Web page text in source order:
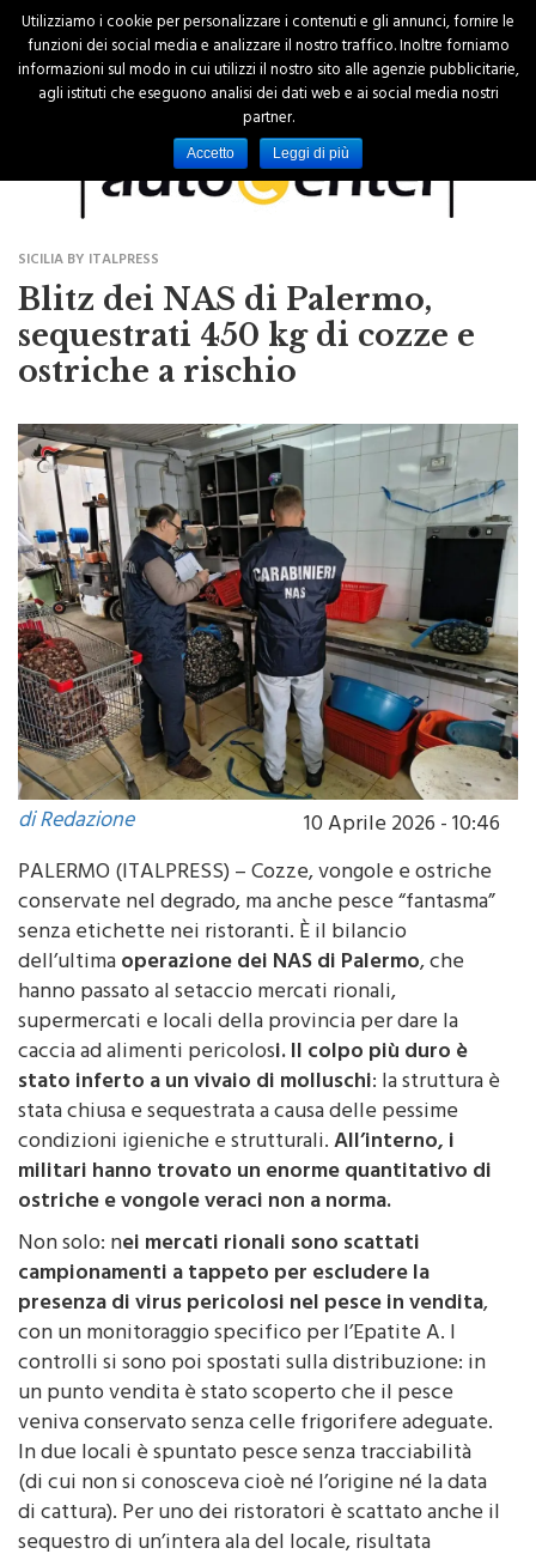
SICILIA BY ITALPRESS
Blitz dei NAS di Palermo,
sequestrati 450 kg di cozze e
di Redazione
10 Aprile 2026 - 10:46
PALERMO (ITALPRESS) – Cozze, vongole e ostriche
conservate nel degrado, ma anche pesce “fantasma”
senza etichette nei ristoranti. È il bilancio
dell’ultimaoperazione dei NAS di Palermo
hanno passato al setaccio mercati rionali,
supermercati e locali della provincia per dare la
caccia ad alimenti pericolosi. Il colpo più duro è
stato inferto a un vivaio di molluschi: la struttura è
stata chiusa e sequestrata a causa delle pessime
condizioni igieniche e strutturali.All’interno, i
militari hanno trovato un enorme quantitativo di
ostriche e vongole veraci non a norma.
Non solo: nei mercati rionali sono scattati
campionamenti a tappeto per escludere la
presenza di virus pericolosi nel pesce in vendita
con un monitoraggio specifico per l’Epatite A. I
controlli si sono poi spostati sulla distribuzione: in
un punto vendita è stato scoperto che il pesce
veniva conservato senza celle frigorifere adeguate.
In due locali è spuntato pesce senza tracciabilità
(di cui non si conosceva cioè né l’origine né la data
Utilizziamo i cookie per personalizzare i contenuti e gli annunci, fornire le
funzioni dei social media e analizzare il nostro traffico. Inoltre forniamo
informazioni sul modo in cui utilizzi il nostro sito alle agenzie pubblicitarie,
agli istituti che eseguono analisi dei dati web e ai social media nostri
partner.
Accetto Leggi di più